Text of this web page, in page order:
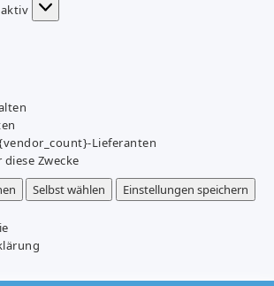
Lieferanten
Zwecke
Selbst wählen
Einstellungen speichern